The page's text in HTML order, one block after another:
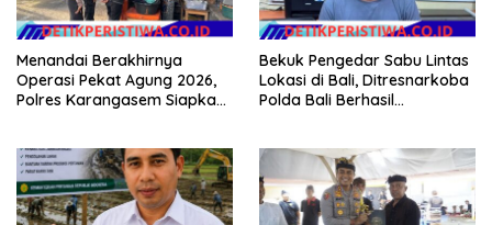
Menandai Berakhirnya
Operasi Pekat Agung 2026,
Polres Karangasem Siapkan
Bekuk Pengedar Sabu Lintas
Lokasi di Bali, Ditresnarkoba
Polda Bali Berhasil